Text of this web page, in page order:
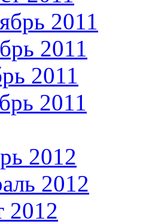
2011
2011
2011
2011
2012
2012
2012